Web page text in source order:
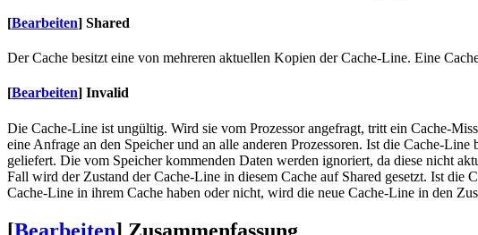
[Bearbeiten] Shared
Der Cache besitzt eine von mehreren aktuellen Kopien der Cache-Line. Eine
[Bearbeiten] Invalid
Die Cache-Line ist ungültig. Wird sie vom Prozessor angefragt, tritt ein Cache-
eine Anfrage an den Speicher und an alle anderen Prozessoren. Ist die Cache-
geliefert. Die vom Speicher kommenden Daten werden ignoriert, da diese nicht
Fall wird der Zustand der Cache-Line in diesem Cache auf Shared gesetzt. Ist die
Cache-Line in ihrem Cache haben oder nicht, wird die neue Cache-Line in den
[Bearbeiten] Zusammenfassung